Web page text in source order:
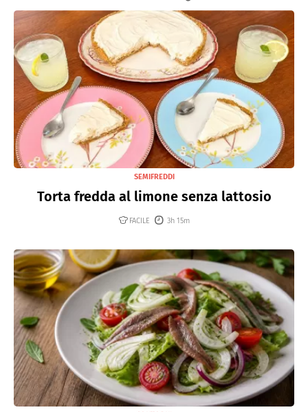
SEMIFREDDI
Torta fredda al limone senza lattosio
FACILE 3h 15m